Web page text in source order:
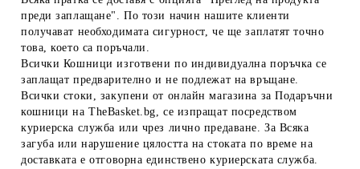
преди заплащане". По този начин нашите клиенти
получават необходимата сигурност, че ще заплатят точно
това, което са поръчали.
Всички Кошници изготвени по индивидуална поръчка се
заплащат предварително и не подлежат на връщане.
Всички стоки, закупени от онлайн магазина за Подаръчни
кошници на TheBasket.bg, се изпращат посредством
куриерска служба или чрез лично предаване. За Всяка
загуба или нарушение цялостта на стоката по време на
доставката е отговорна единствено куриерската служба.